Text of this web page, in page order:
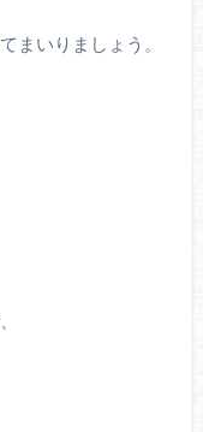
まいりましょう。